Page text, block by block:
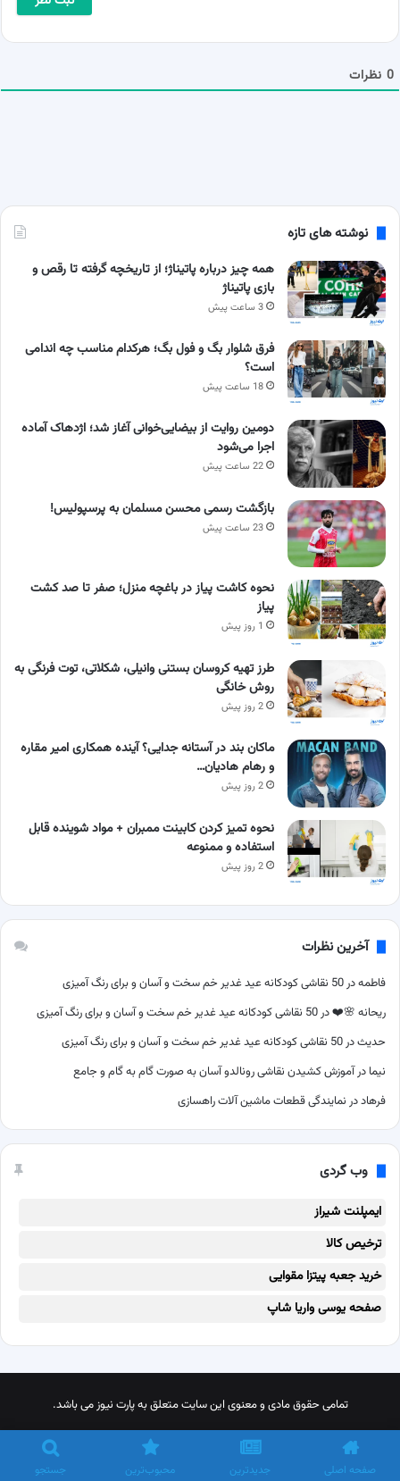
م
0 نظرات
نوشته های تازه
همه چیز درباره پاتیناژ؛ از تاریخچه گرفته تا رقص و
بازی پاتیناژ
3 ساعت پیش
فرق شلوار بگ و فول بگ؛ هرکدام مناسب چه اندامی
است؟
18 ساعت پیش
دومین روایت از بیضایی‌خوانی آغاز شد؛ اژدهاک آماده
اجرا می‌شود
22 ساعت پیش
بازگشت رسمی محسن مسلمان به پرسپولیس!
23 ساعت پیش
نحوه کاشت پیاز در باغچه منزل؛ صفر تا صد کشت
پیاز
1 روز پیش
طرز تهیه کروسان بستنی وانیلی، شکلاتی، توت فرنگی به
روش خانگی
2 روز پیش
ماکان بند در آستانه جدایی؟ آینده همکاری امیر مقاره
و رهام هادیان…
2 روز پیش
نحوه تمیز کردن کابینت ممبران + مواد شوینده قابل
استفاده و ممنوعه
2 روز پیش
آخرین نظرات
فاطمهدر 50 نقاشی کودکانه عید غدیر خم سخت و آسان و برای رنگ آمیزی
ریحانه 🌸❤️در 50 نقاشی کودکانه عید غدیر خم سخت و آسان و برای رنگ آمیزی
حدیثدر 50 نقاشی کودکانه عید غدیر خم سخت و آسان و برای رنگ آمیزی
نیما درآموزش کشیدن نقاشی رونالدو آسان به صورت گام به گام و جامع
فرهاددر نمایندگی قطعات ماشین آلات راهسازی
وب گردی
ایمپلنت شیراز
ترخیص کالا
خرید جعبه پیتزا مقوایی
صفحه یوسی واریا شاپ
تمامی حقوق مادی و معنوی این سایت متعلق به پارت نیوز می باشد.
اینستاگرامتلگرام
صفحه اصلی جدیدترین محبوب‌ترین جستجو